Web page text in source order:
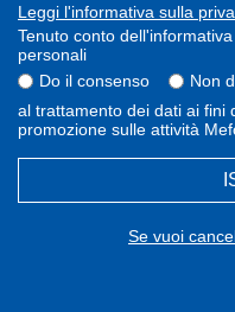
Leggi l'informativa sulla
Tenuto conto
personali
Do il consenso
Non
al trattamento dei dati ai fini
promozione sulle attività
Se vuoi